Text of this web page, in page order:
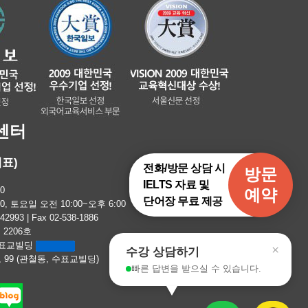
전화/방문 상담 시
IELTS 자료 및
단어장 무료 제공
방문
예약
×
수강 상담하기
빠른 답변을 받으실 수 있습니다.
터
)
토요일 오전 10:00~오후 6:00
| Fax 02-538-1886
호
교빌딩
(관철동, 수표교빌딩)